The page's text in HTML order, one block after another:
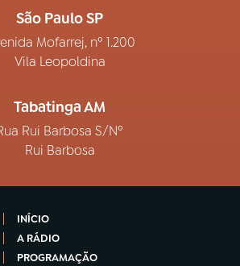
São Paulo SP
Mofarrej, nº 1.200
Vila Leopoldina
Tabatinga AM
Rui Barbosa S/Nº
Rui Barbosa
INÍCIO
A RÁDIO
PROGRAMAÇÃO